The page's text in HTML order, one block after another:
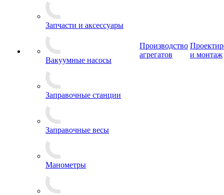
Запчасти и аксессуары
Вакуумные насосы
Заправочные станции
Заправочные весы
Манометры
Производство
агрегатов
и монтаж